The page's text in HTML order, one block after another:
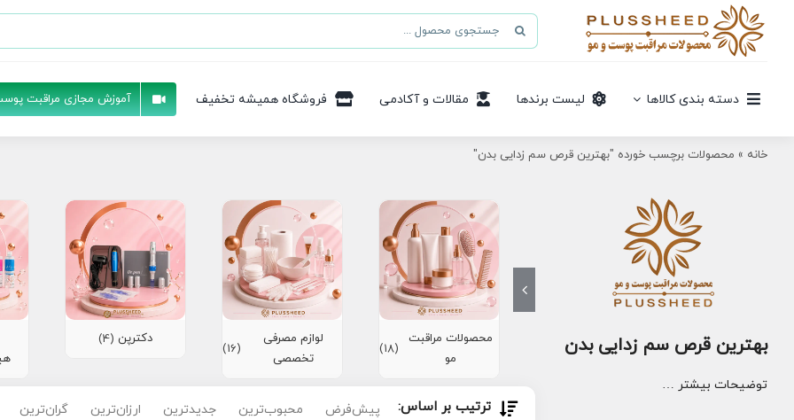
جستجو
برای:
دسته بندی کالاها لیست برندها مقالات و آکادمی فروشگاه همیشه تخفیف آموزش مجازی مراقبت
خانه » محصولات برچسب خورده "بهترین قرص سم زدایی بدن"
بهترین قرص سم زدایی بدن
توضیحات بیشتر …
محصولات مراقبت
مو
(18)
لوازم مصرفی
تخصصی
(16)
دکترپن (4)
ترتیب بر اساس: پیش‌فرض محبوب‌ترین جدیدترین ارزان‌ترین گران‌ترین